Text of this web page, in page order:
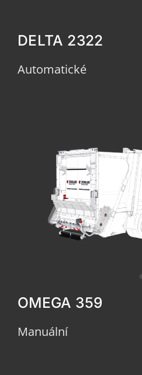
DELTA 2322
Automatické
OMEGA 359
Manuální